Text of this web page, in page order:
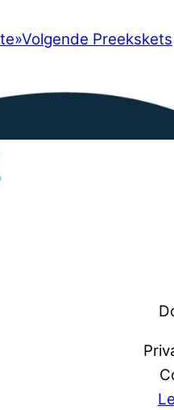
»Volgende Preekskets